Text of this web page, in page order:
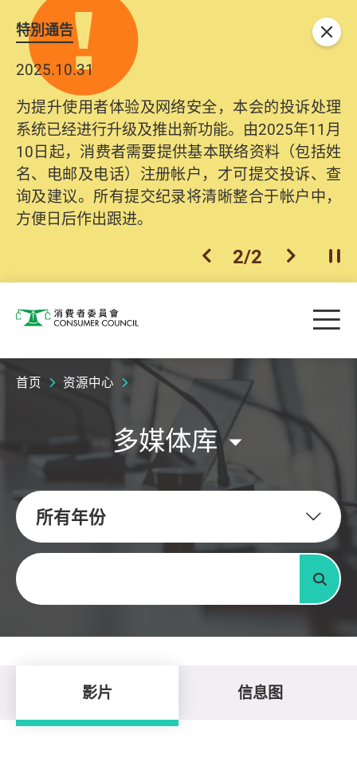
特別通告
2025.10.31
为提升使用者体验及网络安全，本会的投诉处理
系统已经进行升级及推出新功能。由2025年11月
10日起，消费者需要提供基本联络资料（包括姓
名、电邮及电话）注册帐户，才可提交投诉、查
询及建议。所有提交纪录将清晰整合于帐户中，
方便日后作出跟进。
上一个
2/2 下一个开
关闭
消费者委员会 目
首页 资源中心
多媒体库
所有年份
关键字
搜寻
影片 信息图